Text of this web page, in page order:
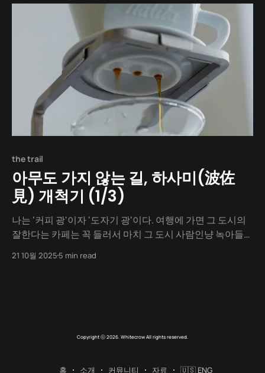
조차 확신이 없었다)은 다가오는데 이대로 허탕인가 싶어
the trail
아무도 가지 않는 길, 하사미(波佐
見) 개척기 (1/3)
나는 '커피 광'이자 '도자기 광'이다. 여행에 가면 그 도시의
잘한다는 카페는 꼭 들러서 마치 그 도시 사람인냥 녹아들어
는 것이 있는데 바로 도기이다. 틈을 내어 공방을 들러 도기
21 10월 2025 5 min read
Copyright ⓒ 2026. Whitecrow All rights reserved.
홈 소개 커뮤니티 자료 🇺🇸 ENG